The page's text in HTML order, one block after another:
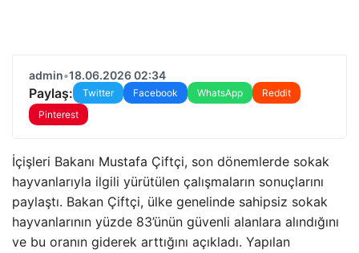
admin•18.06.2026 02:34
Paylaş: Twitter Facebook WhatsApp
Reddit
Pinterest
İçişleri Bakanı Mustafa Çiftçi, son dönemlerde sokak
hayvanlarıyla ilgili yürütülen çalışmaların sonuçlarını
paylaştı. Bakan Çiftçi, ülke genelinde sahipsiz sokak
hayvanlarının yüzde 83’ünün güvenli alanlara alındığını
ve bu oranın giderek arttığını açıkladı. Yapılan